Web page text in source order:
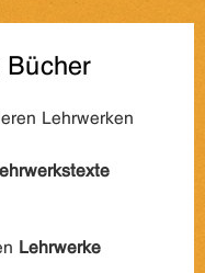
Lehrwerken
Lehrwerke